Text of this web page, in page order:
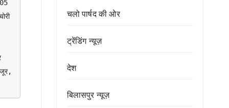
चलो पार्षद की ओर
ट्रेंडिंग न्यूज़
देश
बिलासपुर न्यूज़